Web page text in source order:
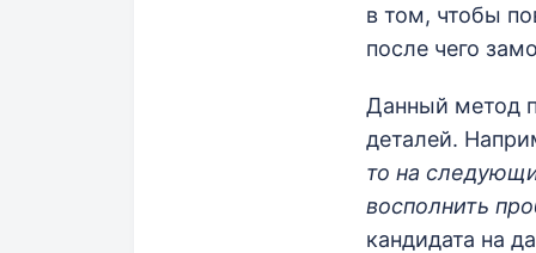
в том, чтобы
после чего
Данный метод
деталей.
то на
восполнить
кандидата на